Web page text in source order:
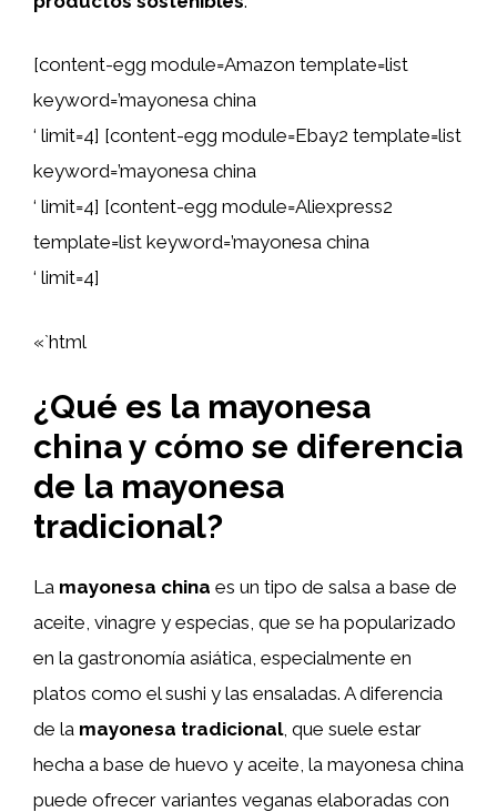
[content-egg module=Amazon template=list
keyword=’mayonesa china
‘ limit=4] [content-egg module=Ebay2 template=list
keyword=’mayonesa china
‘ limit=4] [content-egg module=Aliexpress2
template=list keyword=’mayonesa china
‘ limit=4]
«`html
¿Qué es la mayonesa
china y cómo se diferencia
de la mayonesa
tradicional?
La mayonesa china es un tipo de salsa a base de
aceite, vinagre y especias, que se ha popularizado
en la gastronomía asiática, especialmente en
platos como el sushi y las ensaladas. A diferencia
de la mayonesa tradicional, que suele estar
hecha a base de huevo y aceite, la mayonesa china
puede ofrecer variantes veganas elaboradas con